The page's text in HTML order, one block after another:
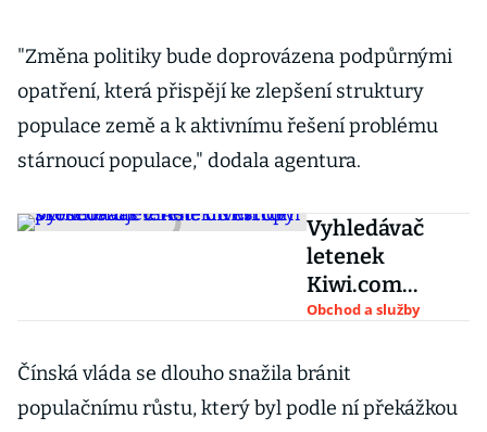
"Změna politiky bude doprovázena podpůrnými
opatření, která přispějí ke zlepšení struktury
populace země a k aktivnímu řešení problému
stárnoucí populace," dodala agentura.
Vyhledávač
letenek
Kiwi.com
skoncoval s
Investice
přesměruje z
Asie do Evropy
Obchod a služby
Čínská vláda se dlouho snažila bránit
populačnímu růstu, který byl podle ní překážkou